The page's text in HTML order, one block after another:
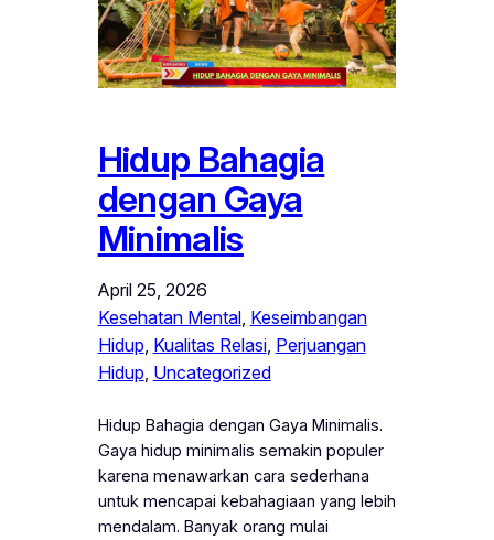
Hidup Bahagia
dengan Gaya
Minimalis
April 25, 2026
Kesehatan Mental, Keseimbangan
Hidup Kualitas Relasi, Perjuangan
Hidup Uncategorized
Hidup Bahagia dengan Gaya Minimalis.
Gaya hidup minimalis semakin populer
karena menawarkan cara sederhana
untuk mencapai kebahagiaan yang lebih
mendalam. Banyak orang mulai